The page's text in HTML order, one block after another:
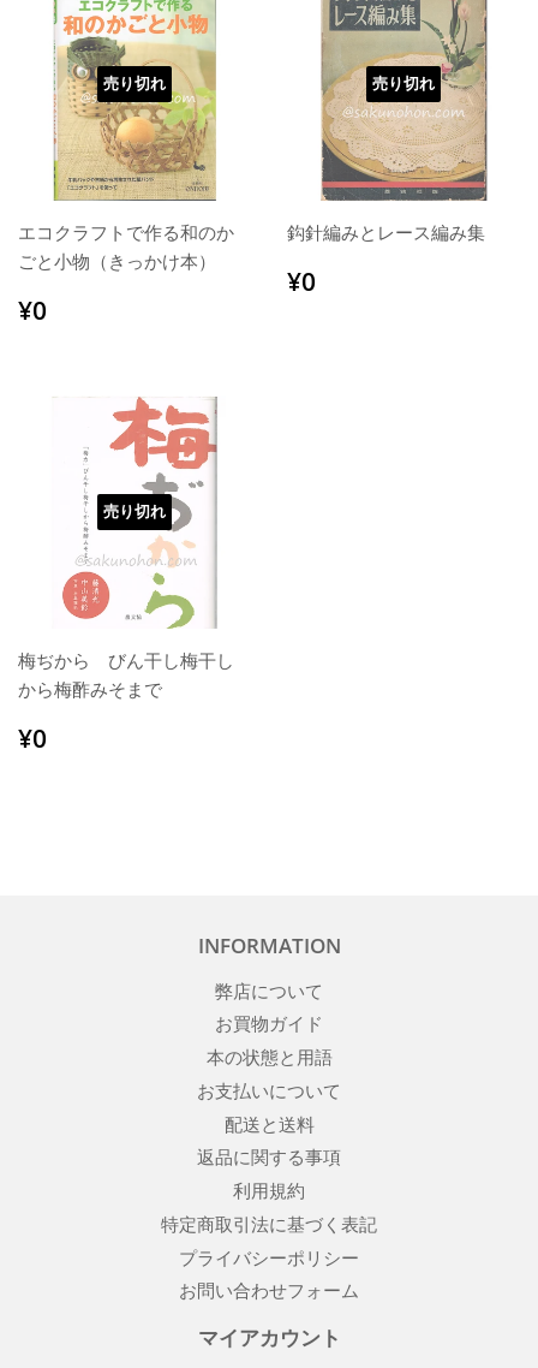
売り切れ
エコクラフトで作る和のか
ごと小物（きっかけ本）
通
常
¥0
売り切れ
鈎針編みとレース編み集
通
常
¥0
売り切れ
梅ぢから びん干し梅干し
から梅酢みそまで
通
常
¥0
INFORMATION
弊店について
お買物ガイド
本の状態と用語
お支払いについて
配送と送料
返品に関する事項
利用規約
特定商取引法に基づく表記
プライバシーポリシー
お問い合わせフォーム
マイアカウント